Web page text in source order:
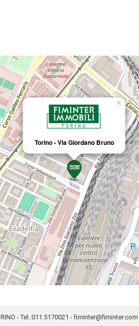
Torino - Via Giordano Bruno
×
- Tel.:011.5170021 -fiminter@fiminter.com